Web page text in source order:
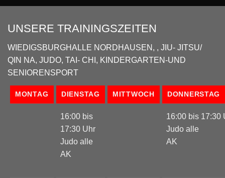
UNSERE TRAININGSZEITEN
WIEDIGSBURGHALLE NORDHAUSEN, , JIU- JITSU/
QIN NA, JUDO, TAI- CHI, KINDERGARTEN-UND
SENIORENSPORT
MONTAG DIENSTAG MITTWOCH DONNERSTAG
16:00 bis
17:30 Uhr
Judo alle
AK
16:00 bis 17:30
Judo alle